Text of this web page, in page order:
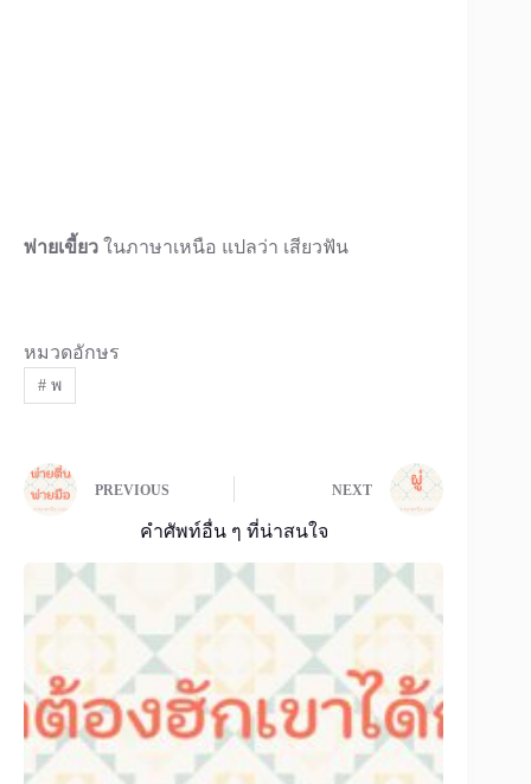
พ่ายเขี้ยว ในภาษาเหนือ แปลว่า เสียวฟัน
หมวดอักษร
#พ
PREVIOUS NEXT
คำศัพท์อื่น ๆ ที่น่าสนใจ